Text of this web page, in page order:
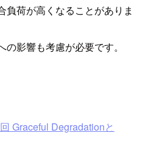
負荷が高くなることがありま
影響も考慮が必要です。
Graceful Degradationと